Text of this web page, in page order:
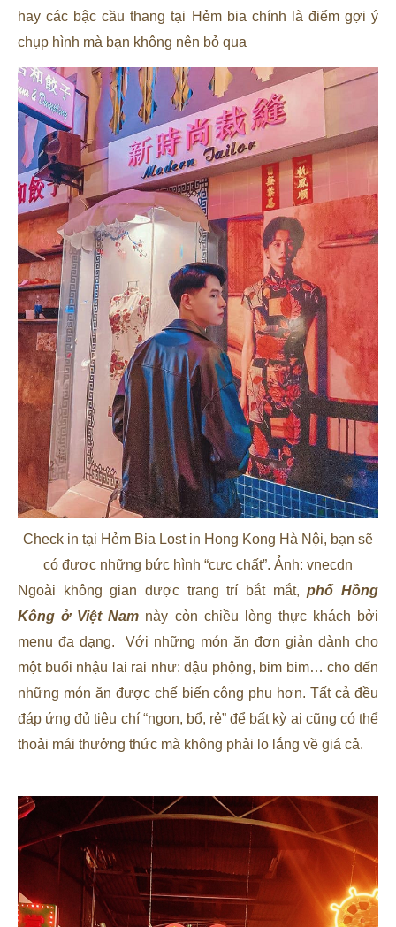
hay các bậc cầu thang tại Hẻm bia chính là điểm gợi ý
chụp hình mà bạn không nên bỏ qua
Check in tại Hẻm Bia Lost in Hong Kong Hà Nội, bạn sẽ
có được những bức hình “cực chất”. Ảnh: vnecdn
Ngoài không gian được trang trí bắt mắt,phố Hồng
Kông ở Việt Nam này còn chiều lòng thực khách bởi
menu đa dạng. Với những món ăn đơn giản dành cho
một buổi nhậu lai rai như: đậu phộng, bim bim… cho đến
những món ăn được chế biến công phu hơn. Tất cả đều
đáp ứng đủ tiêu chí “ngon, bổ, rẻ” để bất kỳ ai cũng có thể
thoải mái thưởng thức mà không phải lo lắng về giá cả.